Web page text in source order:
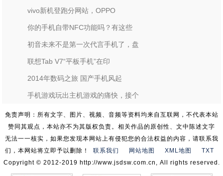
vivo新机登跑分网站，OPPO
你的手机自带NFC功能吗？有这些
初音未来不是第一次代言手机了，盘
联想Tab V7“平板手机”在印
2014年数码之旅 国产手机风起
手机游戏玩出主机游戏的痛快，接个
免责声明：所有文字、图片、视频、音频等资料均来自互联网，不代表本站
赞同其观点，本站亦不为其版权负责。相关作品的原创性、文中陈述文字
无法一一核实，如果您发现本网站上有侵犯您的合法权益的内容，请联系我
们，本网站将立即予以删除！
联系我们 网站地图 XML地图
TXT
Copyright © 2012-2019 http://www.jsdsw.com.cn, All rights reserved.